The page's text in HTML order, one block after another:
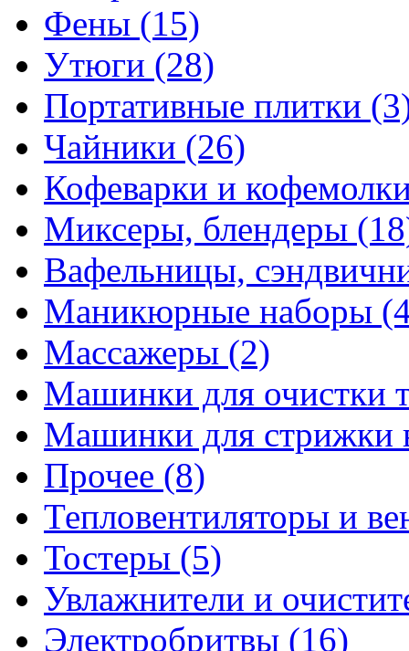
Фены (15)
Утюги (28)
Портативные плитки
Чайники (26)
Кофеварки и
Миксеры, блендеры
Вафельницы,
Маникюрные наборы
Массажеры (2)
Машинки для очистки
Машинки для стрижки
Прочее (8)
Тепловентиляторы и
Тостеры (5)
Увлажнители и
Электробритвы (16)